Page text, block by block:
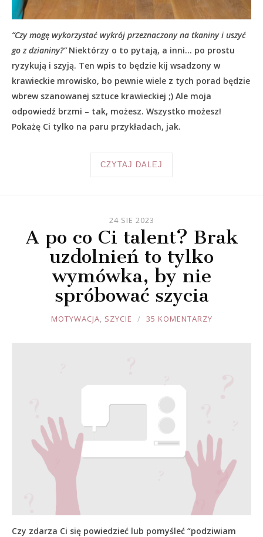
“Czy mogę wykorzystać wykrój przeznaczony na tkaniny i uszyć
go z dzianiny?”Niektórzy o to pytają, a inni… po prostu
ryzykują i szyją. Ten wpis to będzie kij wsadzony w
krawieckie mrowisko, bo pewnie wiele z tych porad będzie
wbrew szanowanej sztuce krawieckiej ;) Ale moja
odpowiedź brzmi – tak, możesz. Wszystko możesz!
Pokażę Ci tylko na paru przykładach, jak.
CZYTAJ DALEJ
24 SIE 2023
A po co Ci talent? Brak
uzdolnień to tylko
wymówka, by nie
spróbować szycia
JOULE
MOTYWACJA, SZYCIE 35 KOMENTARZY
Czy zdarza Ci się powiedzieć lub pomyśleć “podziwiam